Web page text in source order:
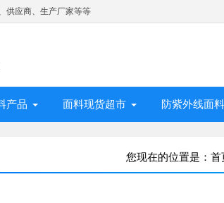
供应商、生产厂家等等
产品 面料现货超市 防紫外线面
您现在的位置是： 首